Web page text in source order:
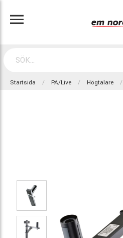
Startsida PA/Live Högtalare